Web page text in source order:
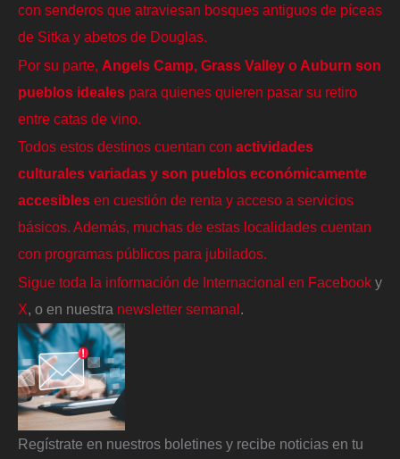
con senderos que atraviesan bosques antiguos de píceas
de Sitka y abetos de Douglas.
Por su parte, Angels Camp, Grass Valley o Auburn son
pueblos ideales para quienes quieren pasar su retiro
entre catas de vino.
Todos estos destinos cuentan con actividades
culturales variadas y son pueblos económicamente
accesibles en cuestión de renta y acceso a servicios
básicos. Además, muchas de estas localidades cuentan
con programas públicos para jubilados.
Sigue toda la información de Internacional en Facebook y
X, o en nuestra newsletter semanal.
Regístrate en nuestros boletines y recibe noticias en tu